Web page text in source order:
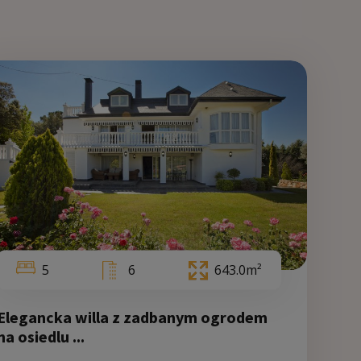
0 1 240.0m²
Walencja
5 6 643.0m²
willa z zadbanym ogrodem
osiedlu ...